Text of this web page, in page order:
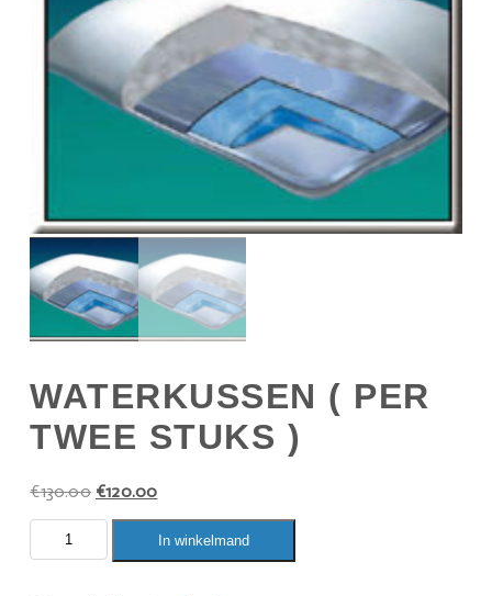
WATERKUSSEN ( PER
TWEE STUKS )
€130.00 €120.00
In winkelmand